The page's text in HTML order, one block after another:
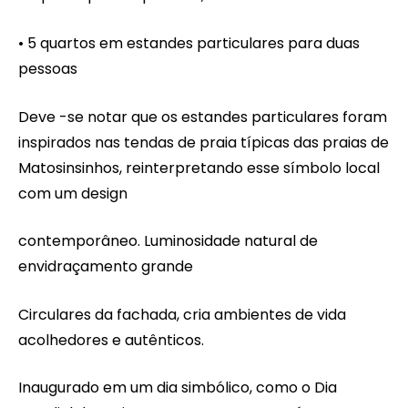
• 5 quartos em estandes particulares para duas
pessoas
Deve -se notar que os estandes particulares foram
inspirados nas tendas de praia típicas das praias de
Matosinsinhos, reinterpretando esse símbolo local
com um design
contemporâneo. Luminosidade natural de
envidraçamento grande
Circulares da fachada, cria ambientes de vida
acolhedores e autênticos.
Inaugurado em um dia simbólico, como o Dia